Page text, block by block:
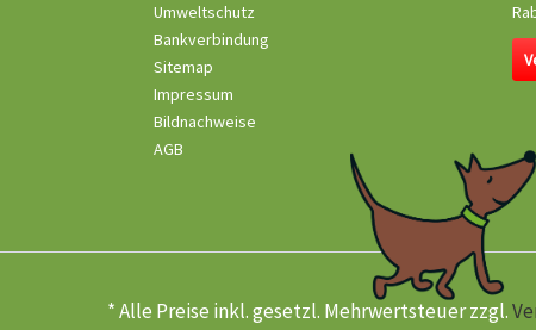
Umweltschutz
Bankverbindung
Sitemap
Impressum
Bildnachweise
AGB
* Alle Preise inkl. gesetzl. Mehrwertsteuer zzgl.